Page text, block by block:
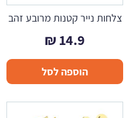
צלחות נייר קטנות מרובע זהב
14.9
₪
הוספה לסל